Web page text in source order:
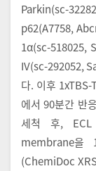
Parkin(sc-
p62(A7758,
1α(sc-518025,
IV(sc-292052,
다. 이후 1xTBS-
에서 90분간 반
세척 후, ECL
membrane을
(ChemiDoc